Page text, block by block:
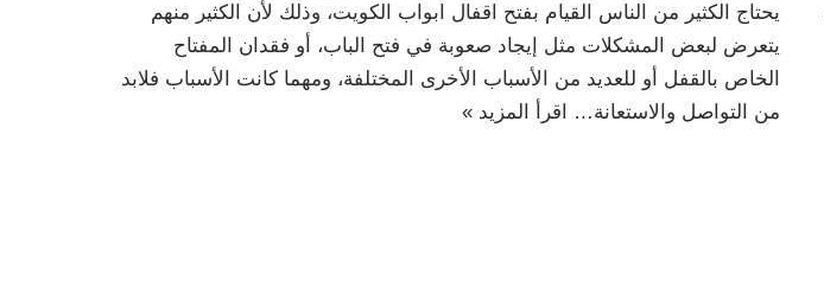
يحتاج الكثير من الناس القيام بفتح اقفال ابواب الكويت، وذلك لأن الكثير منهم
يتعرض لبعض المشكلات مثل إيجاد صعوبة في فتح الباب، أو فقدان المفتاح
الخاص بالقفل أو للعديد من الأسباب الأخرى المختلفة، ومهما كانت الأسباب فلابد
من التواصل والاستعانة…
اقرأ المزيد »